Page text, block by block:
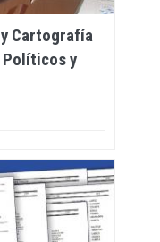
Cartografía
y